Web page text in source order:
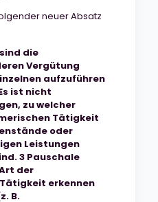
neuer Absatz
die
Vergütung
aufzuführen
ist nicht
zu welcher
Tätigkeit
oder
Leistungen
3 Pauschale
der
erkennen
B.